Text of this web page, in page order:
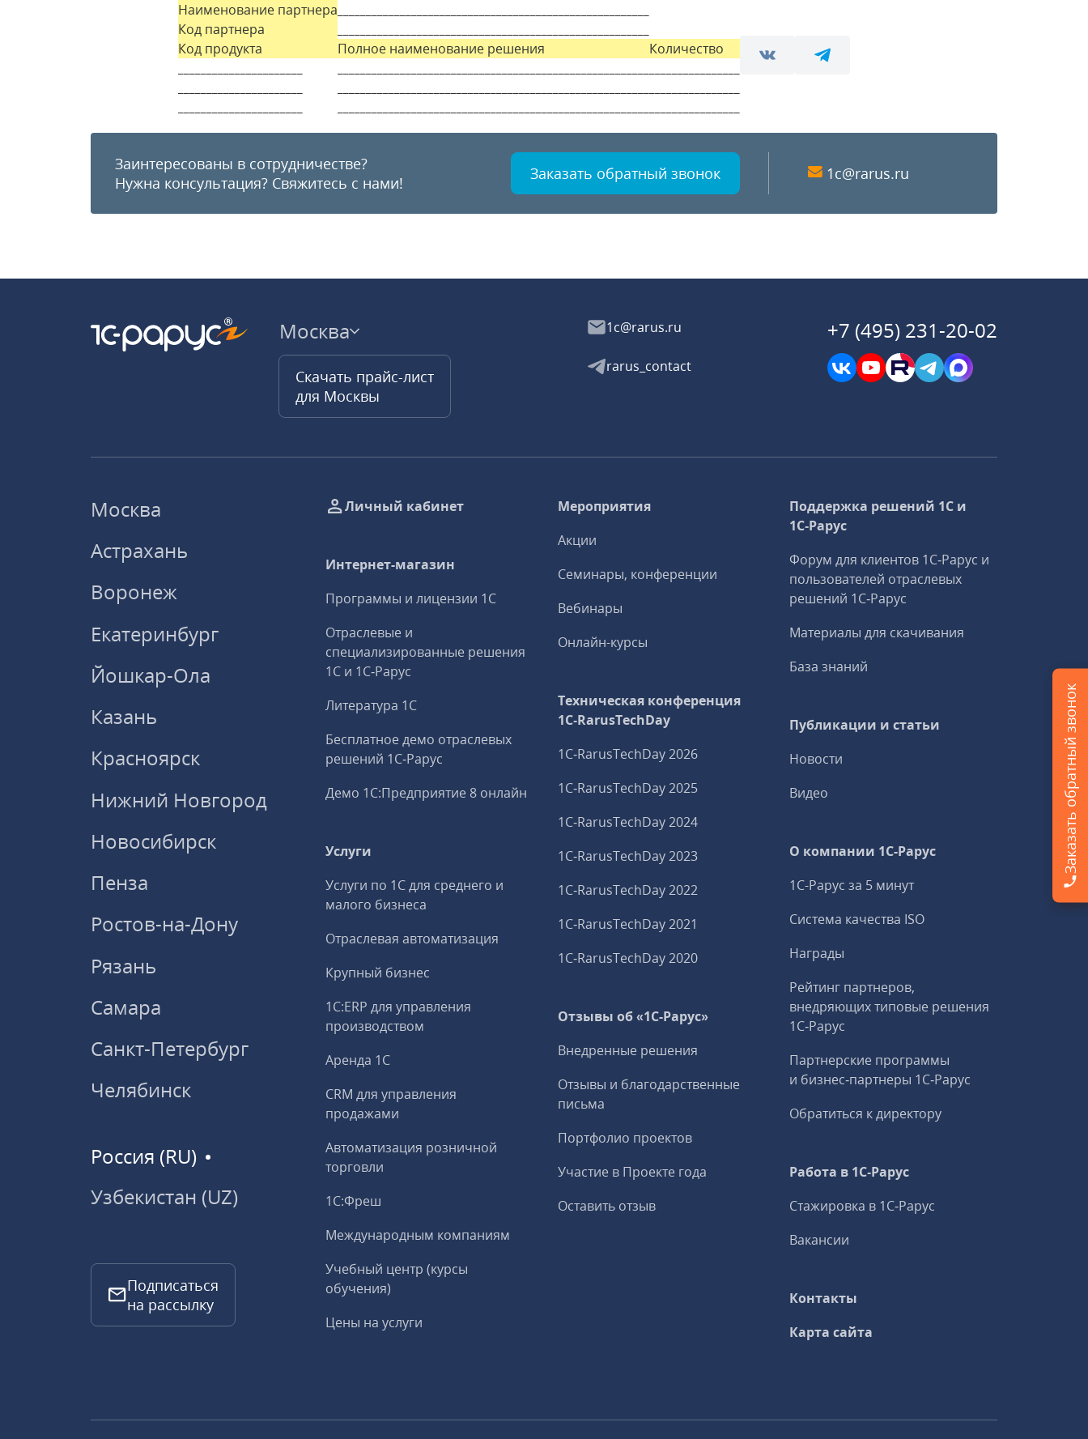
Наименование партнера
Код партнера
Код продукта
Полное наименование решения
Количество
Заинтересованы в сотрудничестве?
Нужна консультация? Свяжитесь с нами! Заказать обратный звонок 1c@rarus.ru
Москва
Скачать прайс-лист
для Москвы
1c@rarus.ru
rarus_contact
+7 (495) 231-20-02
Москва
Астрахань
Воронеж
Екатеринбург
Йошкар-Ола
Казань
Красноярск
Нижний Новгород
Новосибирск
Пенза
Ростов-на-Дону
Рязань
Самара
Санкт-Петербург
Челябинск
Россия (RU)
Узбекистан (UZ)
Подписаться
на рассылку
Личный кабинет
Интернет-магазин
Программы и лицензии 1С
Отраслевые и
специализированные решения
1С и 1С‑Рарус
Литература 1С
Бесплатное демо отраслевых
решений 1С‑Рарус
Демо 1С:Предприятие 8 онлайн
Услуги
Услуги по 1С для среднего и
малого бизнеса
Отраслевая автоматизация
Крупный бизнес
1С:ERP для управления
производством
Аренда 1С
CRM для управления
продажами
Автоматизация розничной
торговли
1С:Фреш
Международным компаниям
Учебный центр (курсы
обучения)
Цены на услуги
Мероприятия
Акции
Семинары, конференции
Вебинары
Онлайн-курсы
Техническая конференция
1C‑RarusTechDay
1C‑RarusTechDay 2026
1C‑RarusTechDay 2025
1C‑RarusTechDay 2024
1C‑RarusTechDay 2023
1C‑RarusTechDay 2022
1C‑RarusTechDay 2021
1C‑RarusTechDay 2020
Отзывы об «1С-Рарус»
Внедренные решения
Отзывы и благодарственные
письма
Портфолио проектов
Участие в Проекте года
Оставить отзыв
Поддержка решений 1С и
1С‑Рарус
Форум для клиентов 1С‑Рарус и
пользователей отраслевых
решений 1С‑Рарус
Материалы для скачивания
База знаний
Публикации и статьи
Новости
Видео
О компании 1C-Рарус
1С-Рарус за 5 минут
Система качества ISO
Награды
Рейтинг партнеров,
внедряющих типовые решения
1С‑Рарус
Партнерские программы
и бизнес‑партнеры 1С‑Рарус
Обратиться к директору
Работа в 1С‑Рарус
Стажировка в 1С‑Рарус
Вакансии
Контакты
Карта сайта
Заказать обратный звонок